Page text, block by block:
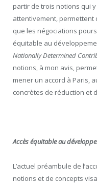
partir de trois notions qui
attentivement, permettent
que les négociations
équitable au
Nationally Determined
notions, à mon avis,
mener un accord à Paris,
concrètes de réduction et
Accès équitable au
L’actuel préambule de
notions et de concepts